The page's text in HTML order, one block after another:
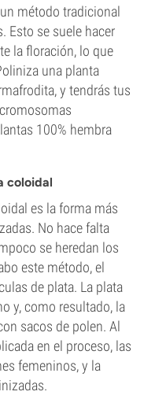
método tradicional
Esto se suele hacer
la floración, lo que
una planta
y tendrás tus
100% hembra
coloidal
es la forma más
No hace falta
se heredan los
este método, el
de plata. La plata
y, como resultado, la
sacos de polen. Al
en el proceso, las
femeninos, y la